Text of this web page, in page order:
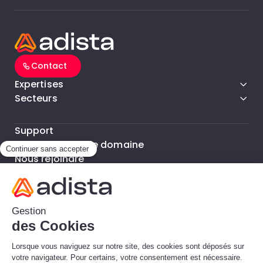
Contact
Expertises
Secteurs
Support
Support noms de domaine
Nous rejoindre
FAQ